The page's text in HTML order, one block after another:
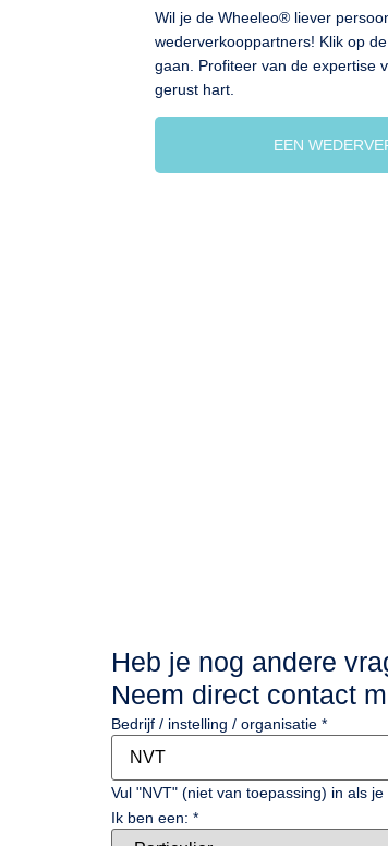
Wil je de Wheeleo® liever
wederverkooppartners! Klik op
gaan. Profiteer van de expertise
gerust hart.
EEN
Heb je nog andere
Neem direct contact
Bedrijf / instelling / organisatie *
Vul "NVT" (niet van toepassing) in als
Ik ben een: *